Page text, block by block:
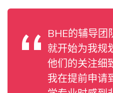
BHE的辅导团
就开始为我规
他们的关注细
我在提前申请